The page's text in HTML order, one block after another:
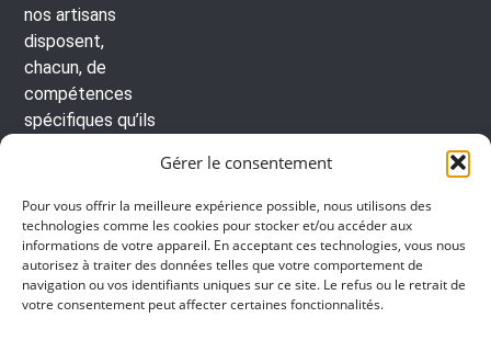
Gérer le consentement
Pour vous offrir la meilleure expérience possible, nous utilisons des
technologies comme les cookies pour stocker et/ou accéder aux
informations de votre appareil. En acceptant ces technologies, vous nous
autorisez à traiter des données telles que votre comportement de
navigation ou vos identifiants uniques sur ce site. Le refus ou le retrait de
votre consentement peut affecter certaines fonctionnalités.
nos artisans
disposent,
chacun, de
compétences
spécifiques qu’ils
conception et
dela
restauration
des orgues du
monde entier.